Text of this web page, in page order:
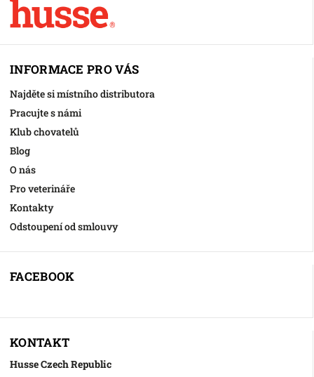
INFORMACE PRO VÁS
Najděte si místního distributora
Pracujte s námi
Klub chovatelů
Blog
O nás
Pro veterináře
Kontakty
Odstoupení od smlouvy
FACEBOOK
KONTAKT
Husse Czech Republic